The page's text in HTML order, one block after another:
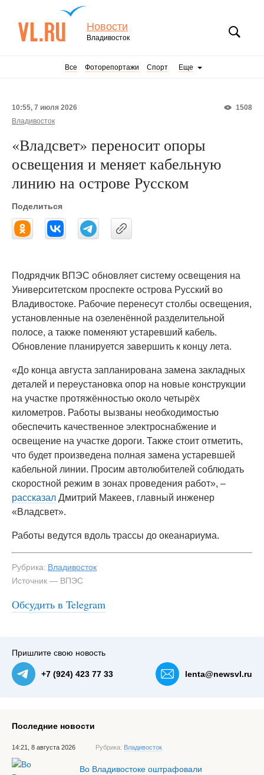
Новости
Владивосток
Все Фоторепортажи Спорт Еще
1508
10:55, 7 июля 2026
Владивосток
«Владсвет» переносит опоры
освещения и меняет кабельную
линию на острове Русском
Поделиться
Подрядчик ВПЭС обновляет систему освещения на
Университетском проспекте острова Русский во
Владивостоке. Рабочие перенесут столбы освещения,
установленные на озеленённой разделительной
полосе, а также поменяют устаревший кабель.
Обновление планируется завершить к концу лета.
«До конца августа запланирована замена закладных
деталей и переустановка опор на новые конструкции
на участке протяжённостью около четырёх
километров. Работы вызваны необходимостью
обеспечить качественное электроснабжение и
освещение на участке дороги. Также стоит отметить,
что будет произведена полная замена устаревшей
кабельной линии. Просим автолюбителей соблюдать
скоростной режим в зонах проведения работ», –
рассказал Дмитрий Макеев, главный инженер
«Владсвет».
Работы ведутся вдоль трассы до океанариума.
Рубрика: Владивосток
Источник — ВПЭС
Обсудить в Telegram
#3
Пришлите свою новость
+7 (924) 423 77 33 lenta@newsvl.ru
Последние новости
14:21, 8 августа 2026 Рубрика: Владивосток
Во Владивостоке оштрафовали